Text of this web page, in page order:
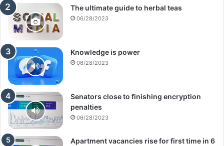
The ultimate guide to herbal teas
06/28/2023
Knowledge is power
06/28/2023
Senators close to finishing encryption
penalties
06/28/2023
Apartment vacancies rise for first time in 6